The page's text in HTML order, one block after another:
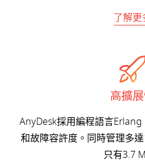
了解更
高擴
AnyDesk採用編程語言
和故障容許度。同時管理多
只有3.7